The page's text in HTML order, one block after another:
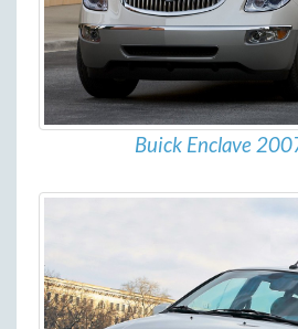
Buick Enclave